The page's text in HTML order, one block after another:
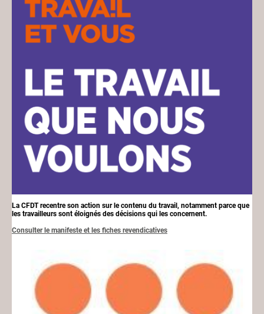
La CFDT recentre son action sur le contenu du travail, notamment parce que
les travailleurs sont éloignés des décisions qui les concernent.
Consulter le manifeste et les fiches revendicatives